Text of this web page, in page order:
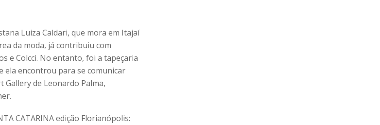
Luiza Caldari, que mora em Itajaí
da moda, já contribuiu com
e Colcci. No entanto, foi a tapeçaria
ela encontrou para se comunicar
Gallery de Leonardo Palma,
CATARINA edição Florianópolis: